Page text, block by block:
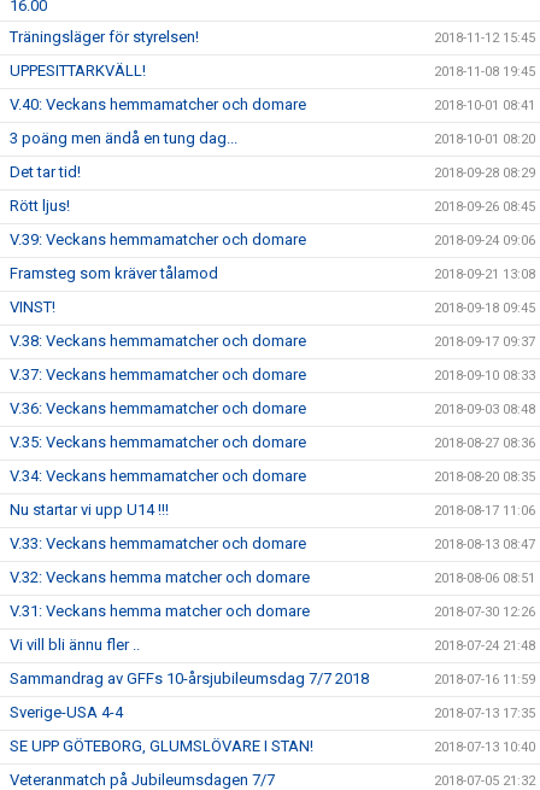
16.00
Träningsläger för styrelsen! 2018-11-12 15:45
UPPESITTARKVÄLL! 2018-11-08 19:45
V.40: Veckans hemmamatcher och domare 2018-10-01 08:41
3 poäng men ändå en tung dag... 2018-10-01 08:20
Det tar tid! 2018-09-28 08:29
Rött ljus! 2018-09-26 08:45
V.39: Veckans hemmamatcher och domare 2018-09-24 09:06
Framsteg som kräver tålamod 2018-09-21 13:08
VINST! 2018-09-18 09:45
V.38: Veckans hemmamatcher och domare 2018-09-17 09:37
V.37: Veckans hemmamatcher och domare 2018-09-10 08:33
V.36: Veckans hemmamatcher och domare 2018-09-03 08:48
V.35: Veckans hemmamatcher och domare 2018-08-27 08:36
V.34: Veckans hemmamatcher och domare 2018-08-20 08:35
Nu startar vi upp U14 !!! 2018-08-17 11:06
V.33: Veckans hemmamatcher och domare 2018-08-13 08:47
V.32: Veckans hemma matcher och domare 2018-08-06 08:51
V.31: Veckans hemma matcher och domare 2018-07-30 12:26
Vi vill bli ännu fler .. 2018-07-24 21:48
Sammandrag av GFFs 10-årsjubileumsdag 7/7 2018 2018-07-16 11:59
Sverige-USA 4-4 2018-07-13 17:35
SE UPP GÖTEBORG, GLUMSLÖVARE I STAN! 2018-07-13 10:40
Veteranmatch på Jubileumsdagen 7/7 2018-07-05 21:32